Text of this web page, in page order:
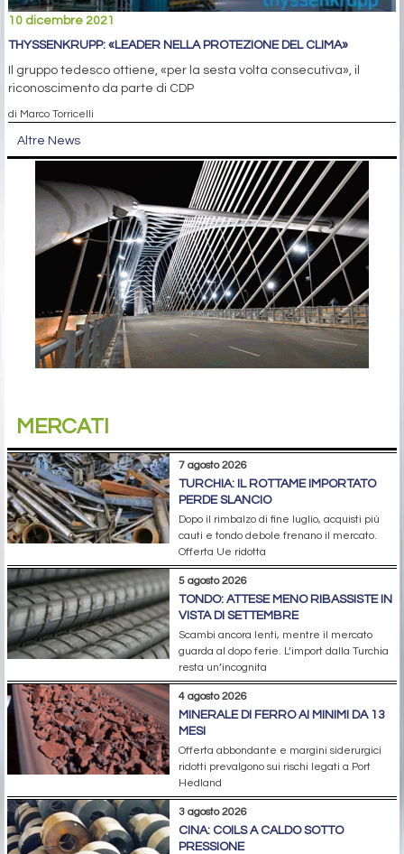
10 dicembre 2021
THYSSENKRUPP: «LEADER NELLA PROTEZIONE DEL CLIMA»
Il gruppo tedesco ottiene, «per la sesta volta consecutiva», il
riconoscimento da parte di CDP
di Marco Torricelli
Altre News
MERCATI
7 agosto 2026
TURCHIA: IL ROTTAME IMPORTATO
PERDE SLANCIO
Dopo il rimbalzo di fine luglio, acquisti più
cauti e tondo debole frenano il mercato.
Offerta Ue ridotta
5 agosto 2026
TONDO: ATTESE MENO RIBASSISTE IN
VISTA DI SETTEMBRE
Scambi ancora lenti, mentre il mercato
guarda al dopo ferie. L’import dalla Turchia
resta un’incognita
4 agosto 2026
MINERALE DI FERRO AI MINIMI DA 13
MESI
Offerta abbondante e margini siderurgici
ridotti prevalgono sui rischi legati a Port
Hedland
3 agosto 2026
CINA: COILS A CALDO SOTTO
PRESSIONE